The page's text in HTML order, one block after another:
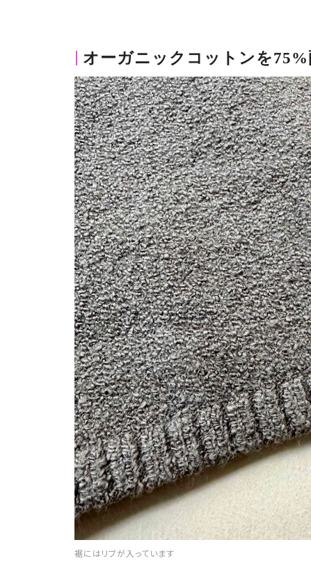
オーガニックコットンを
裾にはリブが入っています